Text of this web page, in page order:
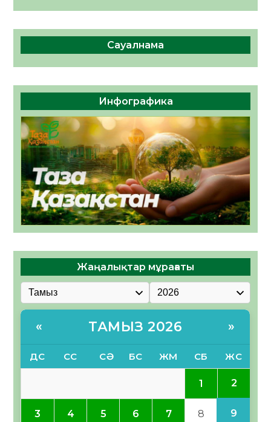
Сауалнама
Инфографика
Жаңалықтар мұрағаты
« ТАМЫЗ 2026 »
ДС СС СӘ БС ЖМ СБ ЖС
1 2
3 4 5 6 7 8 9